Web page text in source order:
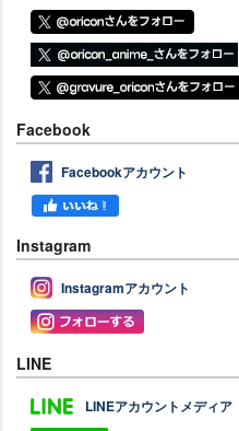
Facebook
Facebookアカウント
Instagram
Instagramアカウント
LINE
LINEアカウントメディア